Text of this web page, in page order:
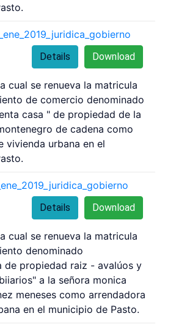
Download
Details
cual se renueva la matricula
de comercio denominado
casa " de propiedad de la
de cadena como
vivienda urbana en el
Download
Details
cual se renueva la matricula
denominado
de propiedad raiz - avalúos y
a la señora monica
meneses como arrendadora
en el municipio de Pasto.